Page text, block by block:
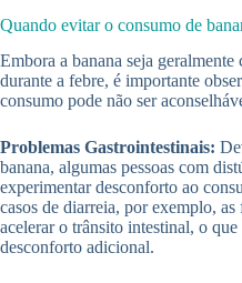
Quando evitar o consumo de
Embora a banana seja
durante a febre, é importante
consumo pode não ser
Problemas Gastrointestinais:
banana, algumas pessoas com
experimentar desconforto ao
casos de diarreia, por exemplo,
acelerar o trânsito intestinal, o
desconforto adicional.